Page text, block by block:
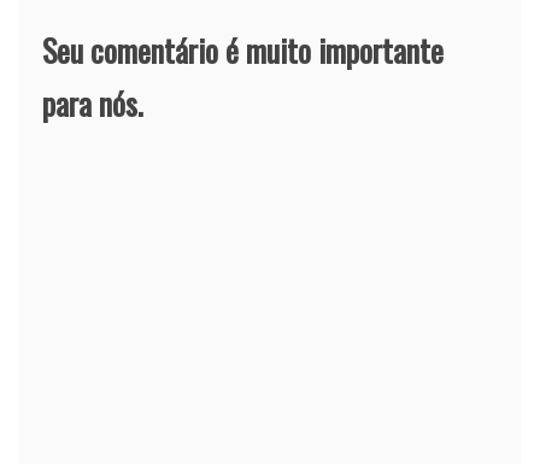
Seu comentário é muito importante
para nós.